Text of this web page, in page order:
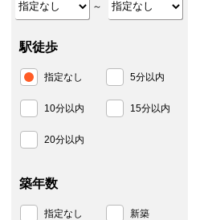
～
駅徒歩
指定なし 5分以内
10分以内 15分以内
20分以内
築年数
指定なし 新築